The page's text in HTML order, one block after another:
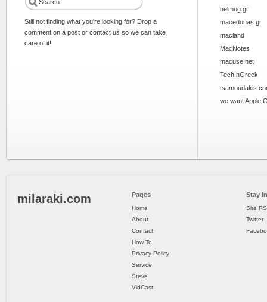
Still not finding what you're looking for? Drop a
comment on a post or contact us so we can take
care of it!
helmug.gr
macedonas.gr
macland
MacNotes
macuse.net
TechInGreek
we want Apple
milaraki.com Pages
Home
About
Contact
How To
Privacy Policy
Service
Steve
VidCast
Stay
Site
Twitter